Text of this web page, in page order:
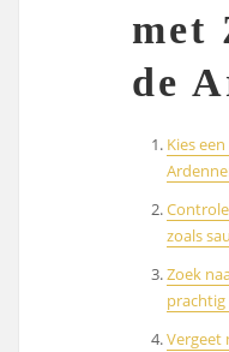
met
de
Kies
zoals
Zoek
Vergeet